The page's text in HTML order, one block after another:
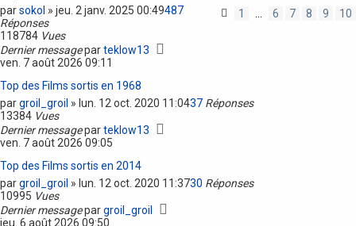
parsokol » jeu. 2 janv. 2025 00:49 1 … 6 7 8 9 10
487
Réponses
118784 Vues
Dernier messageparteklow13
ven. 7 août 2026 09:11
Top des Films sortis en 1968
pargroil_groil » lun. 12 oct. 2020 11:0437 Réponses
13384 Vues
Dernier messageparteklow13
ven. 7 août 2026 09:05
Top des Films sortis en 2014
pargroil_groil » lun. 12 oct. 2020 11:3730 Réponses
10995 Vues
Dernier messagepargroil_groil
jeu. 6 août 2026 09:50